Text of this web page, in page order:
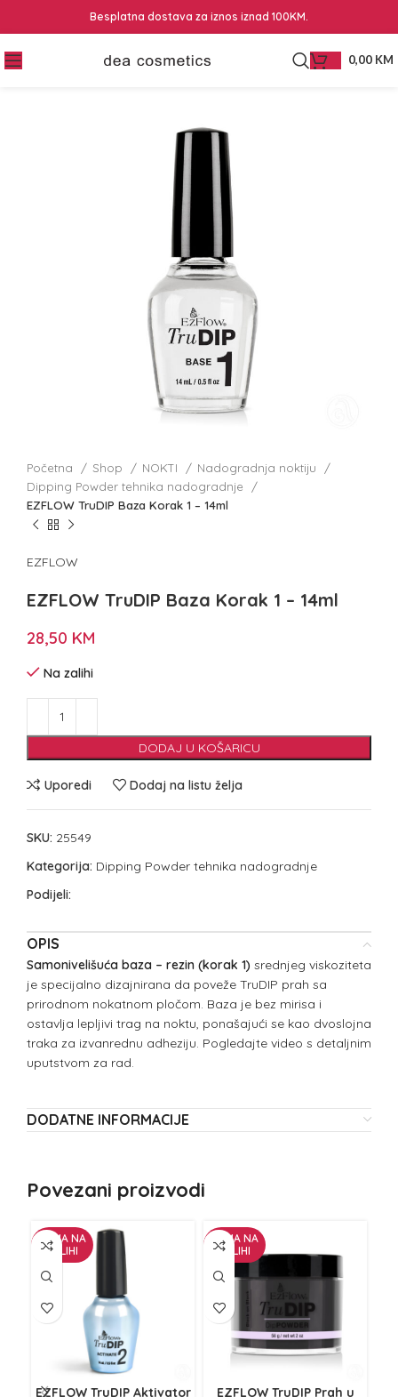
Besplatna dostava za iznos iznad 100KM.
0,00 KM
Početna Shop NOKTI
Nadogradnja noktiju
Dipping Powder tehnika nadogradnje
EZFLOW TruDIP Baza Korak 1 – 14ml
EZFLOW
EZFLOW TruDIP Baza Korak 1 – 14ml
28,50 KM
Na zalihi
DODAJ U KOŠARICU
Uporedi Dodaj na listu želja
SKU: 25549
Kategorija: Dipping Powder tehnika nadogradnje
Podijeli:
OPIS
Samonivelišuća baza – rezin (korak 1) srednjeg viskoziteta
je specijalno dizajnirana da poveže TruDIP prah sa
prirodnom nokatnom pločom. Baza je bez mirisa i
ostavlja lepljivi trag na noktu, ponašajući se kao dvoslojna
traka za izvanrednu adheziju. Pogledajte video s detaljnim
uputstvom za rad.
DODATNE INFORMACIJE
Povezani proizvodi
NEMA NA
ZALIHI
EZFLOW TruDIP Aktivator
NEMA NA
ZALIHI
EZFLOW TruDIP Prah u